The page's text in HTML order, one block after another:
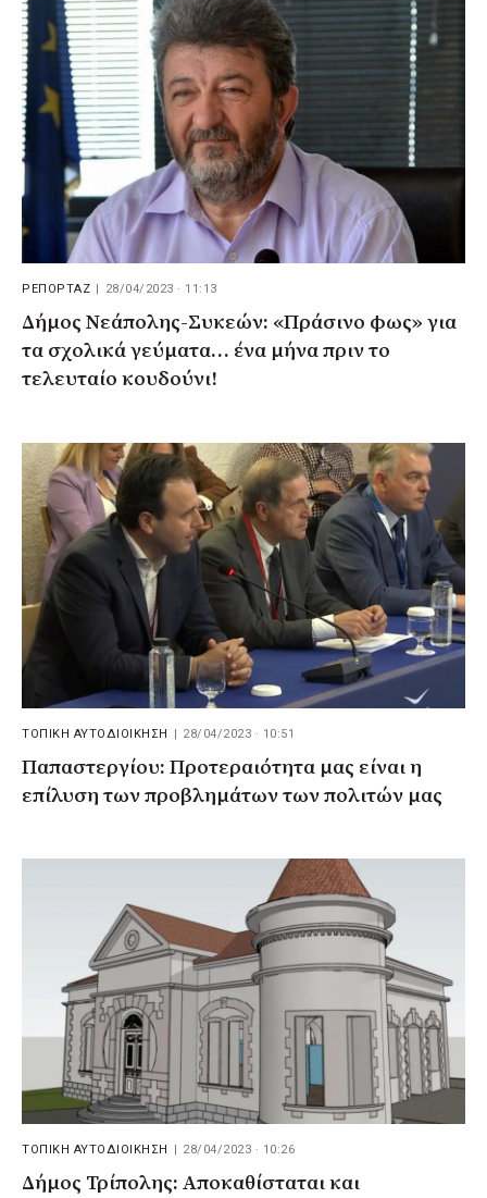
ΡΕΠΟΡΤΑΖ | 28/04/2023 · 11:13
Δήμος Νεάπολης-Συκεών: «Πράσινο φως» για
τα σχολικά γεύματα… ένα μήνα πριν το
τελευταίο κουδούνι!
ΤΟΠΙΚΗ ΑΥΤΟΔΙΟΙΚΗΣΗ | 28/04/2023 · 10:51
Παπαστεργίου: Προτεραιότητα μας είναι η
επίλυση των προβλημάτων των πολιτών μας
ΤΟΠΙΚΗ ΑΥΤΟΔΙΟΙΚΗΣΗ 28/04/2023 · 10:26
Δήμος Τρίπολης: Αποκαθίσταται και